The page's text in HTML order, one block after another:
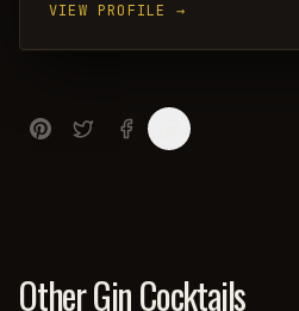
VIEW PROFILE →
Other Gin Cocktails